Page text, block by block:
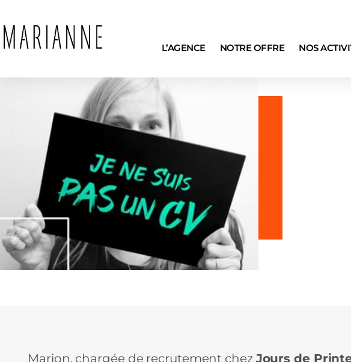
L’AGENCE NOTRE OFFRE NOS
Marion, chargée de recrutement chez Jours de